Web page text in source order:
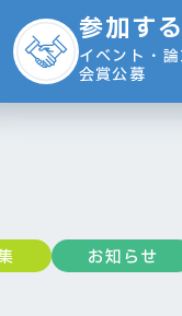
参加する
イベント・
会賞公募
お知らせ